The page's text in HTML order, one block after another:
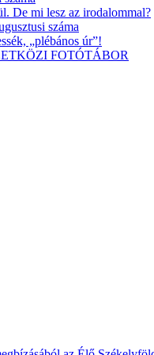
De mi lesz az irodalommal?
száma
„plébános úr”!
FOTÓTÁBOR